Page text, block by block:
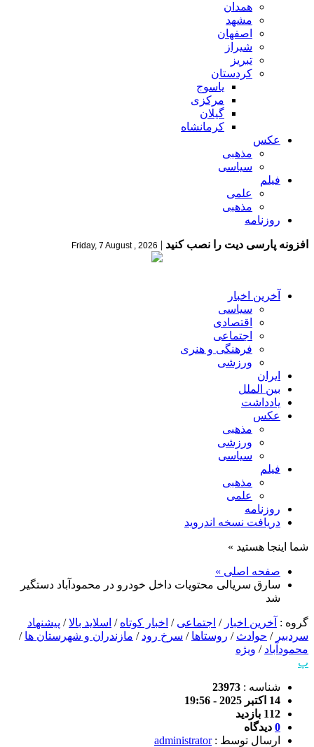
همدان
مشهد
اصفهان
شیراز
تبریز
کردستان
یاسوج
مرکزی
گیلان
کرمانشاه
عکس
مذهبی
سیاسی
فیلم
علمی
مذهبی
روزنامه
افزونه پارسی دیت را نصب کنید |
Friday, 7 August , 2026
آخرین اخبار
سیاسی
اقتصادی
اجتماعی
فرهنگی و هنری
ورزشی
ایران
بین الملل
یادداشت
عکس
مذهبی
ورزشی
سیاسی
فیلم
مذهبی
علمی
روزنامه
دریافت نسخه اندروید
شما اینجا هستید »
صفحه اصلی »
سارق سریالی محتویات داخل خودرو در محمودآباد دستگیر
شد
گروه : آخرین اخبار / اجتماعی / اخبار کوتاه / اسلاید بالا/ پیشنهاد
سردبیر / حوادث / روستاها / سرخ رود / مازندران و شهرستان ها /
محمودآباد / ویژه
پ
شناسه : 23973
14 اکتبر 2025 - 19:56
112 بازدید
0 دیدگاه
ارسال توسط :administrator